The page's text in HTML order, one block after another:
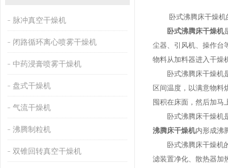
脉冲真空干燥机
闭路循环离心喷雾干燥机
中药浸膏喷雾干燥机
盘式干燥机
气流干燥机
沸腾制粒机
双锥回转真空干燥机
卧式沸腾床干燥机
卧式沸腾床干燥机
尘器、引风机、操作台
物料从加料器进入干燥
卧式沸腾床干燥机是
区间温度，以满意物料
囤积在床面，然后加马
卧式沸腾床干燥机是
沸腾床干燥机内形成沸
卧式沸腾床干燥机的
滤装置净化、散热器加